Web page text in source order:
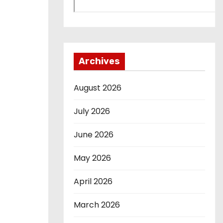
Archives
August 2026
July 2026
June 2026
May 2026
April 2026
March 2026